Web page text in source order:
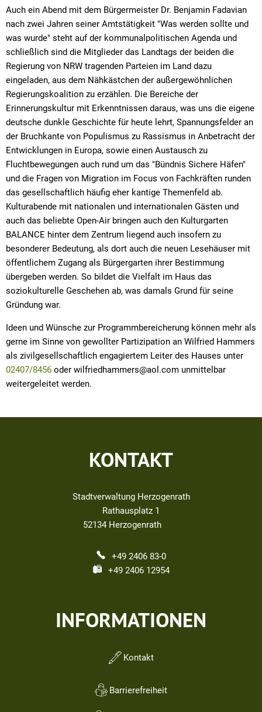
Auch ein Abend mit dem Bürgermeister Dr. Benjamin Fadavian
nach zwei Jahren seiner Amtstätigkeit "Was werden sollte und
was wurde" steht auf der kommunalpolitischen Agenda und
schließlich sind die Mitglieder das Landtags der beiden die
Regierung von NRW tragenden Parteien im Land dazu
eingeladen, aus dem Nähkästchen der außergewöhnlichen
Regierungskoalition zu erzählen. Die Bereiche der
Erinnerungskultur mit Erkenntnissen daraus, was uns die eigene
deutsche dunkle Geschichte für heute lehrt, Spannungsfelder an
der Bruchkante von Populismus zu Rassismus in Anbetracht der
Entwicklungen in Europa, sowie einen Austausch zu
Fluchtbewegungen auch rund um das "Bündnis Sichere Häfen"
und die Fragen von Migration im Focus von Fachkräften runden
das gesellschaftlich häufig eher kantige Themenfeld ab.
Kulturabende mit nationalen und internationalen Gästen und
auch das beliebte Open-Air bringen auch den Kulturgarten
BALANCE hinter dem Zentrum liegend auch insofern zu
besonderer Bedeutung, als dort auch die neuen Lesehäuser mit
öffentlichem Zugang als Bürgergarten ihrer Bestimmung
übergeben werden. So bildet die Vielfalt im Haus das
soziokulturelle Geschehen ab, was damals Grund für seine
Gründung war.
Ideen und Wünsche zur Programmbereicherung können mehr als
gerne im Sinne von gewollter Partizipation an Wilfried Hammers
als zivilgesellschaftlich engagiertem Leiter des Hauses unter
02407/8456 oder wilfriedhammers@aol.com unmittelbar
weitergeleitet werden.
KONTAKT
Stadtverwaltung Herzogenrath
Rathausplatz 1
52134 Herzogenrath
+49 2406 83-0
+49 2406 12954
INFORMATIONEN
Kontakt
Barrierefreiheit